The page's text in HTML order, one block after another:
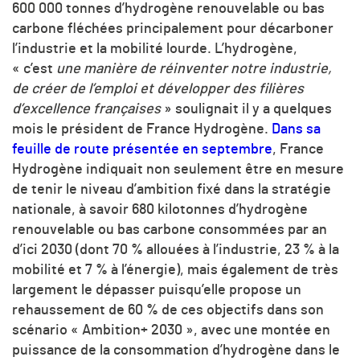
600 000 tonnes d’hydrogène renouvelable ou bas
carbone fléchées principalement pour décarboner
l’industrie et la mobilité lourde. L’hydrogène,
« c’est une manière de réinventer notre industrie,
de créer de l’emploi et développer des filières
d’excellence françaises » soulignait il y a quelques
mois le président de France Hydrogène. Dans sa
feuille de route présentée en septembre, France
Hydrogène indiquait non seulement être en mesure
de tenir le niveau d’ambition fixé dans la stratégie
nationale, à savoir 680 kilotonnes d’hydrogène
renouvelable ou bas carbone consommées par an
d’ici 2030 (dont 70 % allouées à l’industrie, 23 % à la
mobilité et 7 % à l’énergie), mais également de très
largement le dépasser puisqu’elle propose un
rehaussement de 60 % de ces objectifs dans son
scénario « Ambition+ 2030 », avec une montée en
puissance de la consommation d’hydrogène dans le